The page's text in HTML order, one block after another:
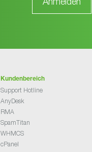
Kundenbereich
Support Hotline
AnyDesk
RMA
SpamTitan
WHMCS
cPanel